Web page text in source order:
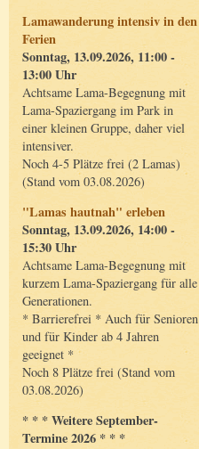
Lamawanderung intensiv in den
Ferien
Sonntag, 13.09.2026, 11:00 -
13:00 Uhr
Achtsame Lama-Begegnung mit
Lama-Spaziergang im Park in
einer kleinen Gruppe, daher viel
intensiver.
Noch 4-5 Plätze frei (2 Lamas)
(Stand vom 03.08.2026)
"Lamas hautnah" erleben
Sonntag, 13.09.2026, 14:00 -
15:30 Uhr
Achtsame Lama-Begegnung mit
kurzem Lama-Spaziergang für alle
Generationen.
* Barrierefrei * Auch für Senioren
und für Kinder ab 4 Jahren
geeignet *
Noch 8 Plätze frei (Stand vom
03.08.2026)
* * * Weitere September-
Termine 2026 * * *